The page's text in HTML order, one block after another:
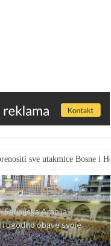
sve utakmice Bosne i
Saudijska Arabija
i ugodno obave svoje